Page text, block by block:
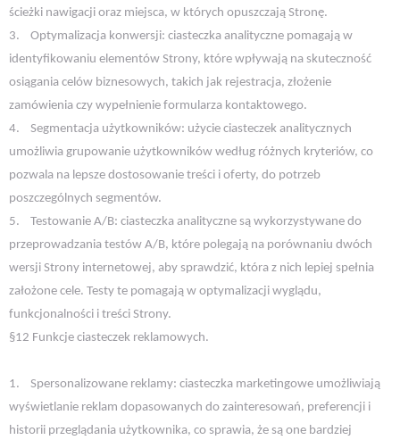
ścieżki nawigacji oraz miejsca, w których opuszczają Stronę.
3.
Optymalizacja konwersji: ciasteczka analityczne pomagają w
identyfikowaniu elementów Strony, które wpływają na skuteczność
osiągania celów biznesowych, takich jak rejestracja, złożenie
zamówienia czy wypełnienie formularza kontaktowego.
4.
Segmentacja użytkowników: użycie ciasteczek analitycznych
umożliwia grupowanie użytkowników według różnych kryteriów, co
pozwala na lepsze dostosowanie treści i oferty, do potrzeb
poszczególnych segmentów.
5.
Testowanie A/B: ciasteczka analityczne są wykorzystywane do
przeprowadzania testów A/B, które polegają na porównaniu dwóch
wersji Strony internetowej, aby sprawdzić, która z nich lepiej spełnia
założone cele. Testy te pomagają w optymalizacji wyglądu,
funkcjonalności i treści Strony.
§12 Funkcje ciasteczek reklamowych.
1.
Spersonalizowane reklamy: ciasteczka marketingowe umożliwiają
wyświetlanie reklam dopasowanych do zainteresowań, preferencji i
historii przeglądania użytkownika, co sprawia, że są one bardziej